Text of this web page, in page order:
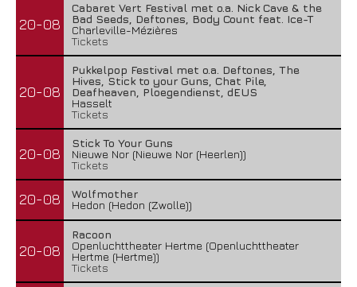
20-08
Cabaret Vert Festival met o.a. Nick Cave & the
Bad Seeds, Deftones, Body Count feat. Ice-T
Charleville-Mézières
Tickets
20-08
Pukkelpop Festival met o.a. Deftones, The
Hives, Stick to your Guns, Chat Pile,
Deafheaven, Ploegendienst, dEUS
Hasselt
Tickets
20-08
Stick To Your Guns
Nieuwe Nor (Nieuwe Nor (Heerlen))
Tickets
20-08
Wolfmother
Hedon (Hedon (Zwolle))
20-08
Racoon
Openluchttheater Hertme (Openluchttheater
Hertme (Hertme))
Tickets